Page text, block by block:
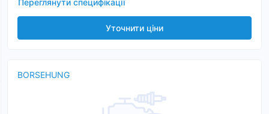
Переглянути специфікації
Уточнити ціни
BORSEHUNG